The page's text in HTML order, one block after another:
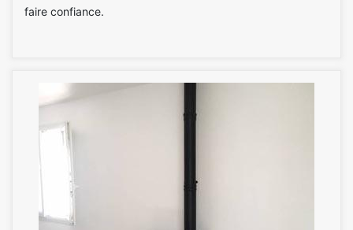
faire confiance.